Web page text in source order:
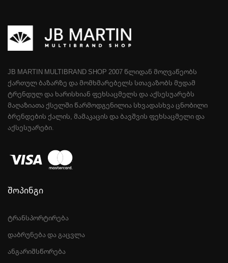
JB MARTIN MULTIBRAND SHOP 2007 ᲬᲚᲘᲓᲐᲜ ᲛᲝᲦᲕᲐᲬᲔᲝᲑᲡ
ᲥᲐᲠᲗᲣᲚ ᲑᲐᲖᲐᲠᲖᲔ ᲓᲐ ᲛᲝᲛᲮᲛᲐᲠᲔᲑᲔᲚᲡ ᲡᲗᲐᲕᲐᲖᲝᲑᲡ ᲛᲣᲓᲐᲛ
ᲢᲠᲔᲜᲓᲣᲚ ᲓᲐ ᲮᲐᲠᲘᲡᲮᲘᲐᲜ ᲤᲔᲮᲡᲐᲪᲛᲔᲚᲡ ᲓᲐ ᲐᲥᲡᲔᲡᲣᲐᲠᲔᲑᲡ
ᲛᲐᲦᲐᲖᲘᲐᲗᲐ ᲥᲡᲔᲚᲨᲘ ᲬᲐᲠᲛᲝᲓᲒᲔᲜᲘᲚᲘᲐ ᲡᲮᲕᲐᲓᲐᲡᲮᲕᲐ ᲪᲜᲝᲑᲘᲚᲘ
ᲑᲠᲔᲜᲓᲔᲑᲘᲡ ᲥᲐᲚᲘᲡ, ᲛᲐᲛᲐᲙᲐᲪᲘᲡ ᲓᲐ ᲑᲐᲕᲨᲕᲘᲡ ᲤᲔᲮᲡᲐᲪᲛᲔᲚᲘ ᲓᲐ
ᲐᲥᲡᲔᲡᲣᲐᲠᲔᲑᲘ.
შოპინგი
ტრანსპორტირება
დაბრუნება და გაცვლა
ანგარიშსწორება